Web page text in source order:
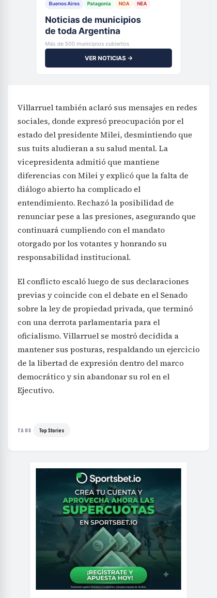
Buenos Aires Patagonia NOA NEA
Noticias de municipios
de toda Argentina
Más de 500 municipios cubiertos
VER NOTICIAS →
Villarruel también aclaró sus mensajes en redes
sociales, donde expresó preocupación por el
estado del presidente Milei, desmintiendo que
sus tuits aludieran a su salud mental. La
vicepresidenta admitió que mantiene
diferencias con Milei y explicó que la falta de
diálogo abierto ha complicado el
entendimiento. Rechazó la posibilidad de
renunciar pese a las presiones, asegurando que
continuará cumpliendo con el mandato
otorgado por los votantes y honrando su
responsabilidad institucional.
El conflicto escaló luego de sus declaraciones
previas y coincide con el debate en el Senado
sobre la ley de propiedad privada, que terminó
con una derrota parlamentaria para el
oficialismo. Villarruel se mostró decidida a
mantener sus posturas, respaldando un ejercicio
de la libertad de expresión dentro del marco
democrático y sin abandonar su rol en el
Ejecutivo.
TAGS Top Stories